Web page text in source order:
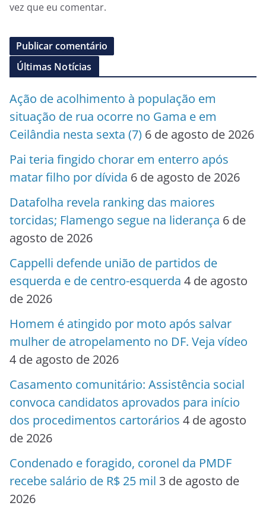
vez que eu comentar.
Últimas Notícias
Ação de acolhimento à população em
situação de rua ocorre no Gama e em
Ceilândia nesta sexta (7) 6 de agosto de 2026
Pai teria fingido chorar em enterro após
matar filho por dívida 6 de agosto de 2026
Datafolha revela ranking das maiores
torcidas; Flamengo segue na liderança 6 de
agosto de 2026
Cappelli defende união de partidos de
esquerda e de centro-esquerda 4 de agosto
de 2026
Homem é atingido por moto após salvar
mulher de atropelamento no DF. Veja vídeo
4 de agosto de 2026
Casamento comunitário: Assistência social
convoca candidatos aprovados para início
dos procedimentos cartorários 4 de agosto
de 2026
Condenado e foragido, coronel da PMDF
recebe salário de R$ 25 mil 3 de agosto de
2026